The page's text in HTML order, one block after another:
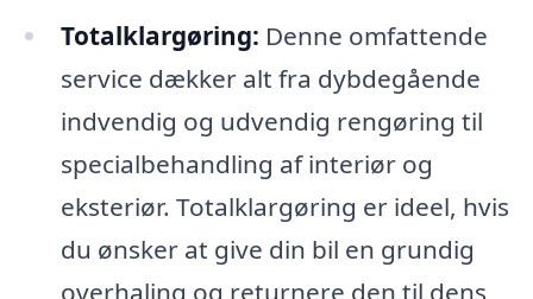
Totalklargøring: Denne omfattende
service dækker alt fra dybdegående
indvendig og udvendig rengøring til
specialbehandling af interiør og
eksteriør. Totalklargøring er ideel, hvis
du ønsker at give din bil en grundig
overhaling og returnere den til dens